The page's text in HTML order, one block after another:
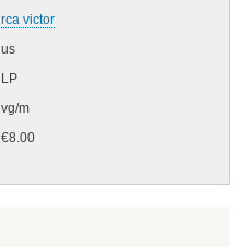
rca victor
us
LP
vg/m
€8.00